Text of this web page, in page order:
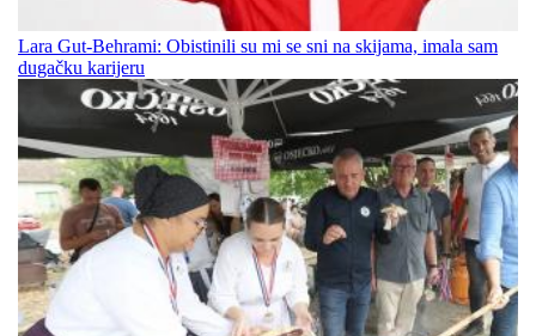
Lara Gut-Behrami: Obistinili su mi se sni na skijama, imala sam
dugačku karijeru